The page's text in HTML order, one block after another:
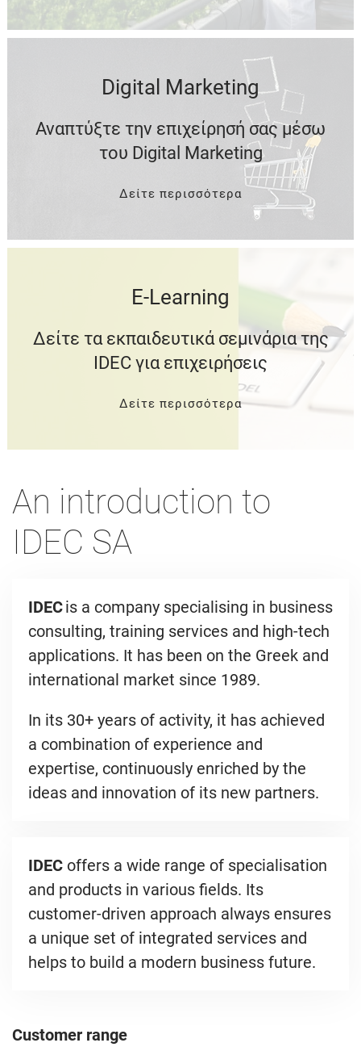
Digital Marketing
Αναπτύξτε την επιχείρησή σας μέσω
του Digital Marketing
Δείτε περισσότερα
E-Learning
Δείτε τα εκπαιδευτικά σεμινάρια της
IDEC για επιχειρήσεις
Δείτε περισσότερα
An introduction to
IDEC SA
IDECis a company specialising in business
consulting, training services and high-tech
applications. It has been on the Greek and
international market since 1989.
In its 30+ years of activity, it has achieved
a combination of experience and
expertise, continuously enriched by the
ideas and innovation of its new partners.
IDEC offers a wide range of specialisation
and products in various fields. Its
customer-driven approach always ensures
a unique set of integrated services and
helps to build a modern business future.
Customer range